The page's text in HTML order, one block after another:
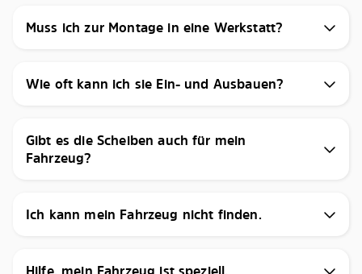
Muss ich zur Montage in eine Werkstatt?
Wie oft kann ich sie Ein- und Ausbauen?
Gibt es die Scheiben auch für mein
Fahrzeug?
Ich kann mein Fahrzeug nicht finden.